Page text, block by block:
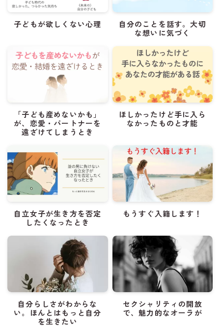
子どもが欲しくない心理
自分のことを話す。大切
な想いに気づく
「子ども産めないかも」
が、恋愛・パートナーを
遠ざけてしまうとき
ほしかったけど手に入ら
なかったものと才能
自立女子が生き方を否定
したくなったとき
もうすぐ入籍します！
自分らしさがわからな
い。ほんとはもっと自分
を生きたい
セクシャリティの開放
で、魅力的なオーラが